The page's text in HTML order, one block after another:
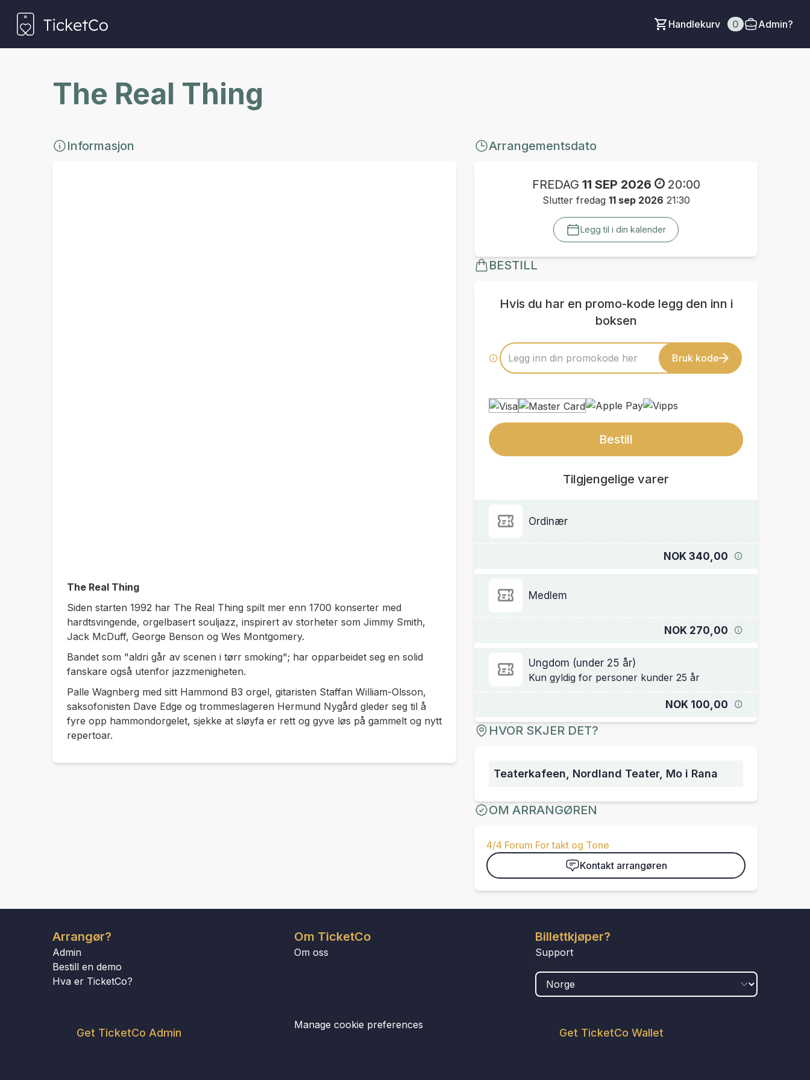
Handlekurv 0 Admin?
The Real Thing
Informasjon
The Real Thing
Siden starten 1992 har The Real Thing spilt mer enn 1700 konserter med
hardtsvingende, orgelbasert souljazz, inspirert av storheter som Jimmy Smith,
Jack McDuff, George Benson og Wes Montgomery.
Bandet som "aldri går av scenen i tørr smoking"; har opparbeidet seg en solid
fanskare også utenfor jazzmenigheten.
Palle Wagnberg med sitt Hammond B3 orgel, gitaristen Staffan William-Olsson,
saksofonisten Dave Edge og trommeslageren Hermund Nygård gleder seg til å
fyre opp hammondorgelet, sjekke at sløyfa er rett og gyve løs på gammelt og nytt
repertoar.
Arrangementsdato
FREDAG 11 SEP 2026 20:00
Slutter fredag 11 sep 2026 21:30
Legg til i din kalender
BESTILL
Hvis du har en promo-kode legg den inn i
boksen
Bruk kode
Bestill
Tilgjengelige varer
Ordinær
NOK 340,00
Medlem
NOK 270,00
Ungdom (under 25 år)
Kun gyldig for personer kunder 25 år
NOK 100,00
HVOR SKJER DET?
Teaterkafeen, Nordland Teater, Mo i Rana
OM ARRANGØREN
4/4 Forum For takt og Tone
Kontakt arrangøren
Arrangør?
Admin
Bestill en demo
Hva er TicketCo?
Get TicketCo Admin
Om TicketCo
Om oss
Manage cookie preferences
Billettkjøper?
Support
Get TicketCo Wallet